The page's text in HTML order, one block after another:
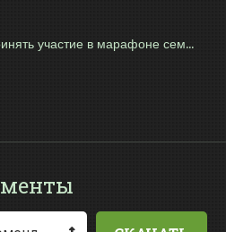
участие в марафоне сем...